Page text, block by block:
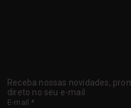
Receba nossas novidades,
direto no seu e-mail
E-mail *